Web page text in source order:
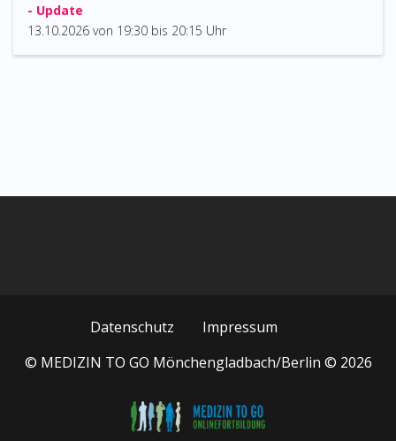
- Update
13.10.2026 von 19:30 bis 20:15 Uhr
Datenschutz
Impressum
© MEDIZIN TO GO Mönchengladbach/Berlin © 2026